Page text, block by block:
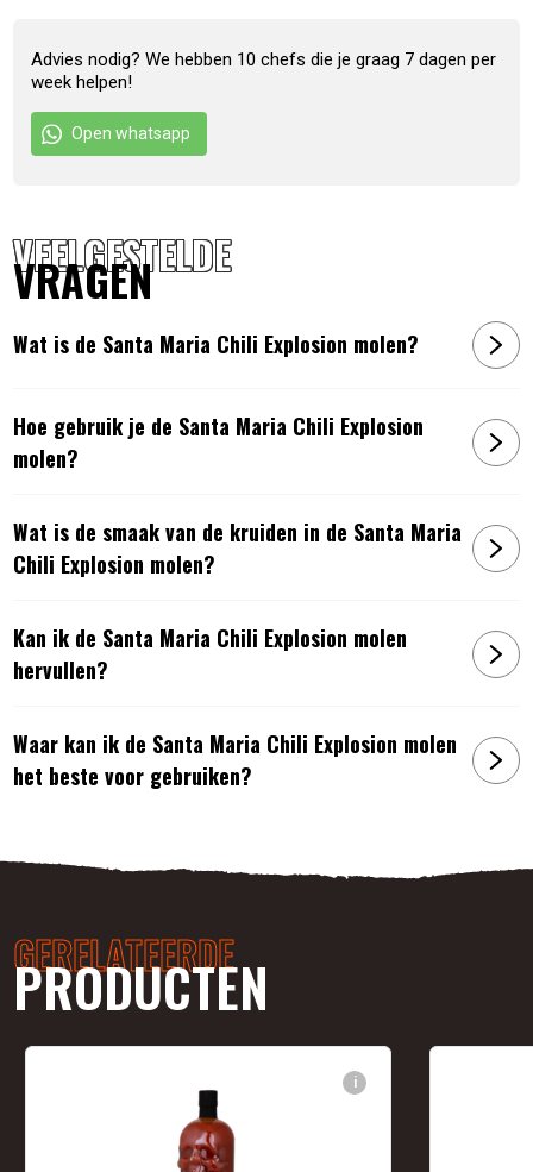
Advies nodig? We hebben 10 chefs die je graag 7 dagen per
week helpen!
Open whatsapp
VEELGESTELDE
VRAGEN
Wat is de Santa Maria Chili Explosion molen?
Hoe gebruik je de Santa Maria Chili Explosion
molen?
Wat is de smaak van de kruiden in de Santa Maria
Chili Explosion molen?
Kan ik de Santa Maria Chili Explosion molen
hervullen?
Waar kan ik de Santa Maria Chili Explosion molen
het beste voor gebruiken?
GERELATEERDE
PRODUCTEN
i